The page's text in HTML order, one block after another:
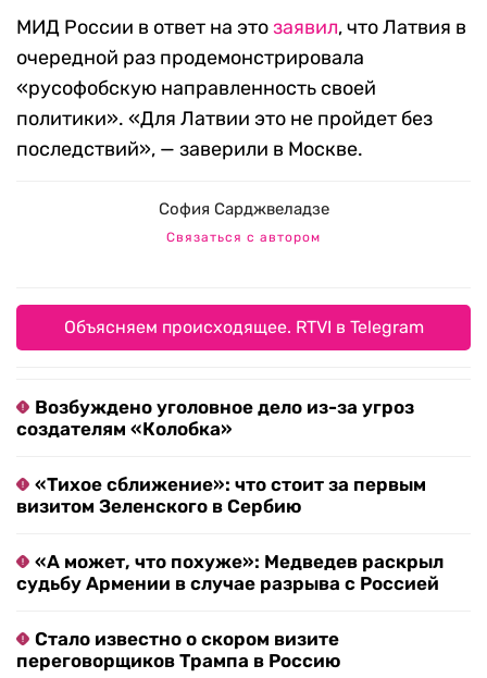
МИД России в ответ на этозаявил, что Латвия в
очередной раз продемонстрировала
«русофобскую направленность своей
политики». «Для Латвии это не пройдет без
последствий», — заверили в Москве.
София Сарджвеладзе
Связаться с автором
Объясняем происходящее. RTVI в Telegram
Возбуждено уголовное дело из-за угроз
создателям «Колобка»
«Тихое сближение»: что стоит за первым
визитом Зеленского в Сербию
«А может, что похуже»: Медведев раскрыл
судьбу Армении в случае разрыва с Россией
Стало известно о скором визите
переговорщиков Трампа в Россию